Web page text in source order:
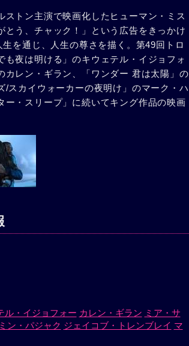
トン主演で映画化したヒューマン・ミス
う、チャック！」という広告をきっかけ
を通じ、人生の尊さを描く。第49回トロ
夜は明ける」のキウェテル・イジョフォ
レン・ギラン、「ワンダー 君は太陽」の
スカイウォーカーの夜明け」のマーク・ハ
ー・スリープ」に続いてキング作品の映画
ル・イジョフォー カレン・ギラン ミア・サ
ン・パジャク ジェイコブ・トレンブレイ マ